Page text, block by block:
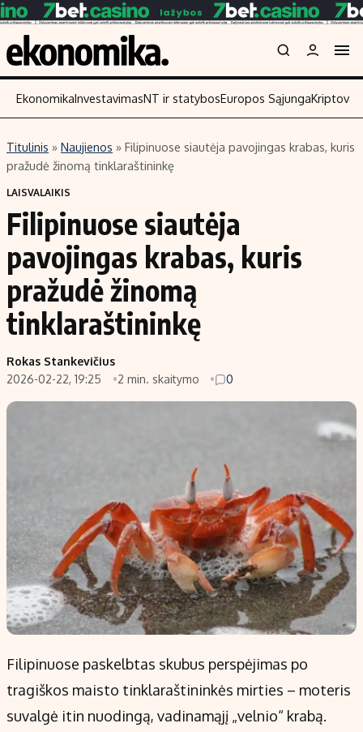
Turinys
Naujienos
Aplinka
Verslas
Energetika
Ekonomika
Politika
Įmonės
Žemės ūkis
Technologijos
Laisvalaikis
Infliacija
Migracija
Nedarbo išmokos skaičiuoklė
Indėlių skaičiuoklė
Būsto finansai
Įdomios naujienos
Redakcija
Apie mus
Redakcijos politika
Privatumo politika
Turinio žymėjimo taisyklės
EkonomikaInvestavimasNT ir statybosEuropos Sąjunga
Titulinis » Naujienos » Filipinuose siautėja pavojingas krabas, kuris
pražudė žinomą tinklaraštininkę
LAISVALAIKIS
Filipinuose siautėja
pavojingas krabas, kuris
pražudė žinomą
tinklaraštininkę
Rokas Stankevičius
2026-02-22, 19:25
2 min. skaitymo 0
Filipinuose paskelbtas skubus perspėjimas po
tragiškos maisto tinklaraštininkės mirties – moteris
suvalgė itin nuodingą, vadinamąjį „velnio“ krabą.